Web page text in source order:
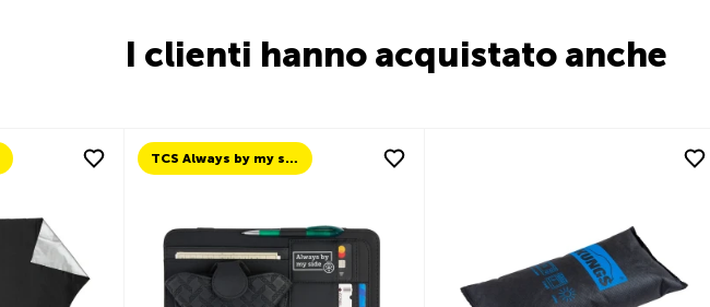
I clienti hanno acquistato anche
TCS Always by my side